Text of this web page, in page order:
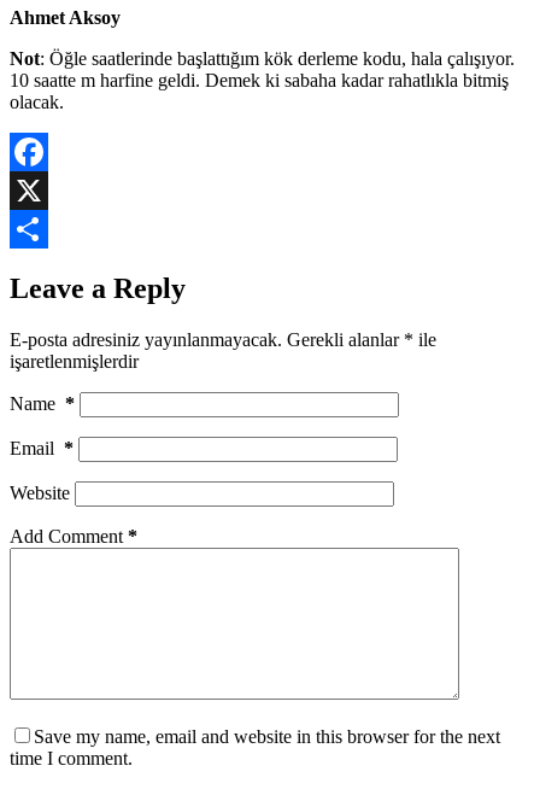
Ahmet Aksoy
Not: Öğle saatlerinde başlattığım kök derleme kodu, hala çalışıyor.
10 saatte m harfine geldi. Demek ki sabaha kadar rahatlıkla bitmiş
olacak.
Facebook
X
Leave a Reply
E-posta adresiniz yayınlanmayacak. Gerekli alanlar * ile
işaretlenmişlerdir
Name *
Email *
Website
Add Comment *
Save my name, email and website in this browser for the next
time I comment.